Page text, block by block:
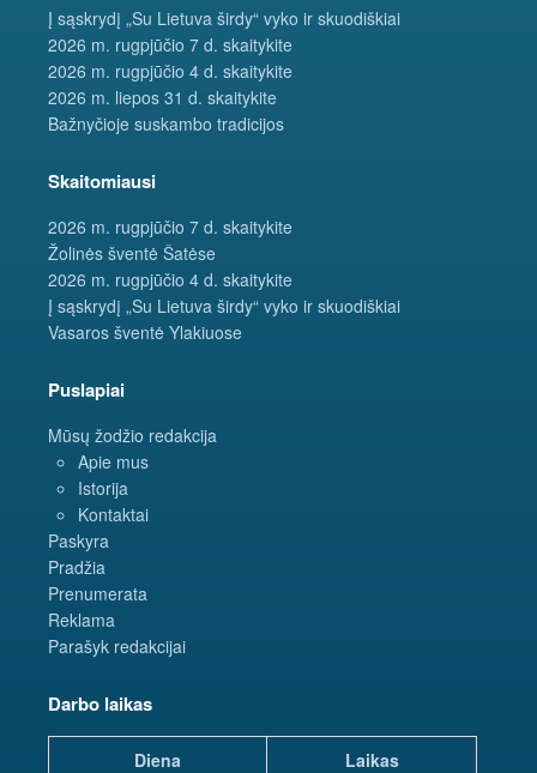
Į sąskrydį „Su Lietuva širdy“ vyko ir skuodiškiai
2026 m. rugpjūčio 7 d. skaitykite
2026 m. rugpjūčio 4 d. skaitykite
2026 m. liepos 31 d. skaitykite
Bažnyčioje suskambo tradicijos
Skaitomiausi
2026 m. rugpjūčio 7 d. skaitykite
Žolinės šventė Šatėse
2026 m. rugpjūčio 4 d. skaitykite
Į sąskrydį „Su Lietuva širdy“ vyko ir skuodiškiai
Vasaros šventė Ylakiuose
Puslapiai
Mūsų žodžio redakcija
Apie mus
Istorija
Kontaktai
Paskyra
Pradžia
Prenumerata
Reklama
Parašyk redakcijai
Darbo laikas
Diena
Laikas